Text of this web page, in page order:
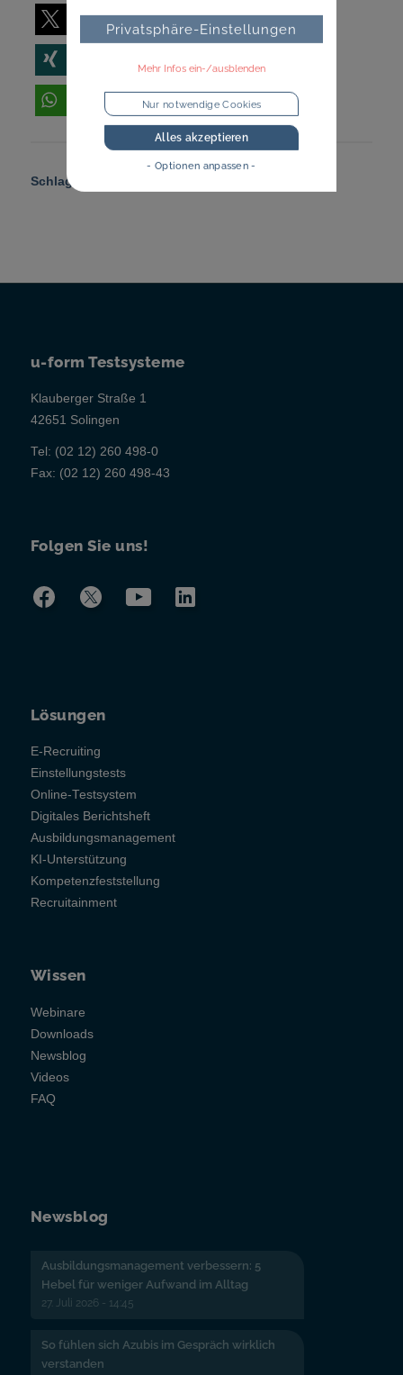
Schlagworte:
u-form Testsysteme
Klauberger Straße 1
42651 Solingen
Tel: (02 12) 260 498-0
Fax: (02 12) 260 498-43
Folgen Sie uns!
Lösungen
E-Recruiting
Einstellungstests
Online-Testsystem
Digitales Berichtsheft
Ausbildungsmanagement
KI-Unterstützung
Kompetenzfeststellung
Recruitainment
Wissen
Webinare
Downloads
Newsblog
Videos
FAQ
Newsblog
Ausbildungsmanagement verbessern: 5
Hebel für weniger Aufwand im Alltag
27. Juli 2026 - 14:45
So fühlen sich Azubis im Gespräch wirklich
verstanden
Privatsphäre-Einstellungen
Mehr Infos ein-/ausblenden
Nur notwendige Cookies
Alles akzeptieren
- Optionen anpassen -